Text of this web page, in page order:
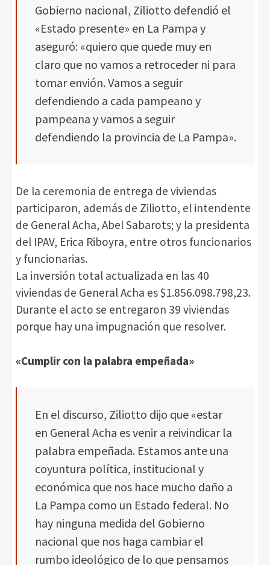
Gobierno nacional, Ziliotto defendió el
«Estado presente» en La Pampa y
aseguró: «quiero que quede muy en
claro que no vamos a retroceder ni para
tomar envión. Vamos a seguir
defendiendo a cada pampeano y
pampeana y vamos a seguir
defendiendo la provincia de La Pampa».
De la ceremonia de entrega de viviendas
participaron, además de Ziliotto, el intendente
de General Acha, Abel Sabarots; y la presidenta
del IPAV, Erica Riboyra, entre otros funcionarios
y funcionarias.
La inversión total actualizada en las 40
viviendas de General Acha es $1.856.098.798,23.
Durante el acto se entregaron 39 viviendas
porque hay una impugnación que resolver.
«Cumplir con la palabra empeñada»
En el discurso, Ziliotto dijo que «estar
en General Acha es venir a reivindicar la
palabra empeñada. Estamos ante una
coyuntura política, institucional y
económica que nos hace mucho daño a
La Pampa como un Estado federal. No
hay ninguna medida del Gobierno
nacional que nos haga cambiar el
rumbo ideológico de lo que pensamos